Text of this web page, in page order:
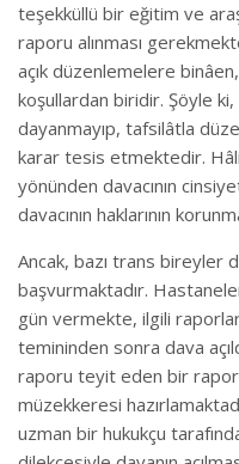
teşekküllü bir eğitim ve
raporu alınması
açık düzenlemelere
koşullardan biridir. Şöyle
dayanmayıp, tafsilâtla
karar tesis etmektedir.
yönünden davacının
davacının haklarının
Ancak, bazı trans bireyler
başvurmaktadır.
gün vermekte, ilgili
temininden sonra dava
raporu teyit eden bir
müzekkeresi
uzman bir hukukçu